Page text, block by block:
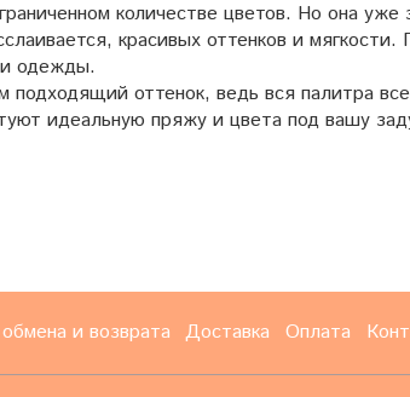
количестве цветов. Но она уже
красивых оттенков и мягкости.
и одежды.
оттенок, ведь вся палитра
идеальную пряжу и цвета под вашу
и возврата Доставка Оплата